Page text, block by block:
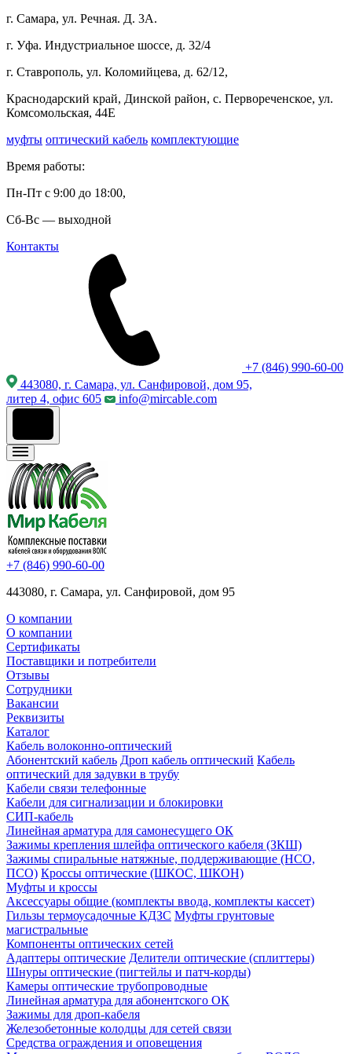
г. Самара, ул. Речная. Д. 3А.
г. Уфа. Индустриальное шоссе, д. 32/4
г. Ставрополь, ул. Коломийцева, д. 62/12,
Краснодарский край, Динской район, с. Первореченское, ул.
Комсомольская, 44Е
муфты оптический кабель комплектующие
Время работы:
Пн-Пт с 9:00 до 18:00,
Сб-Вс — выходной
Контакты
+7 (846) 990-60-00
443080, г. Самара, ул. Санфировой, дом 95,
литер 4, офис 605
info@mircable.com
+7 (846) 990-60-00
443080, г. Самара, ул. Санфировой, дом 95
О компании
О компании
Сертификаты
Поставщики и потребители
Отзывы
Сотрудники
Вакансии
Реквизиты
Каталог
Кабель волоконно-оптический
Абонентский кабель Дроп кабель оптический Кабель
оптический для задувки в трубу
Кабели связи телефонные
Кабели для сигнализации и блокировки
СИП-кабель
Линейная арматура для самонесущего ОК
Зажимы крепления шлейфа оптического кабеля (ЗКШ)
Зажимы спиральные натяжные, поддерживающие (НСО,
ПСО) Кроссы оптические (ШКОС, ШКОН)
Муфты и кроссы
Аксессуары общие (комплекты ввода, комплекты кассет)
Гильзы термоусадочные КДЗС Муфты грунтовые
магистральные
Компоненты оптических сетей
Адаптеры оптические Делители оптические (сплиттеры)
Шнуры оптические (пигтейлы и патч-корды)
Камеры оптические трубопроводные
Линейная арматура для абонентского ОК
Зажимы для дроп-кабеля
Железобетонные колодцы для сетей связи
Средства ограждения и оповещения